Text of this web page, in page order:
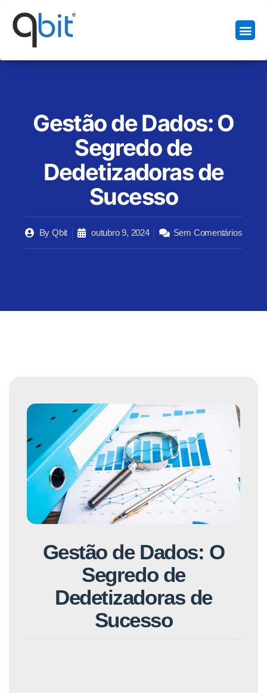
Gestão de Dados: O
Segredo de
Dedetizadoras de
Sucesso
By Qbit outubro 9, 2024 Sem Comentários
Gestão de Dados: O
Segredo de
Dedetizadoras de
Sucesso